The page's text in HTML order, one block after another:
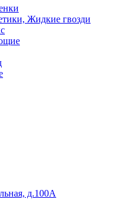
Жидкие гвозди
д.100А